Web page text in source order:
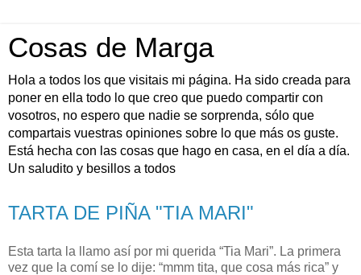
Cosas de Marga
Hola a todos los que visitais mi página. Ha sido creada para
poner en ella todo lo que creo que puedo compartir con
vosotros, no espero que nadie se sorprenda, sólo que
compartais vuestras opiniones sobre lo que más os guste.
Está hecha con las cosas que hago en casa, en el día a día.
Un saludito y besillos a todos
TARTA DE PIÑA "TIA MARI"
Esta tarta la llamo así por mi querida “Tia Mari”. La primera
vez que la comí se lo dije: “mmm tita, que cosa más rica” y